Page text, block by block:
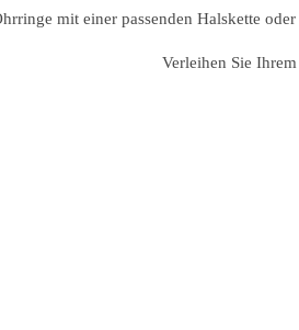
mit einer passenden Halskette
Verleihen Sie